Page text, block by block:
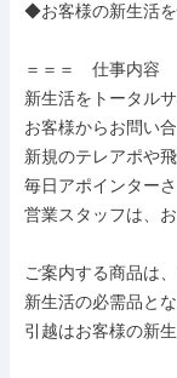
◆お客様の新生活を
＝＝＝　仕事内容
新生活をトータルサ
お客様からお問い
新規のテレアポや
毎日アポインター
営業スタッフは、
ご案内する商品は
新生活の必需品と
引越はお客様の新